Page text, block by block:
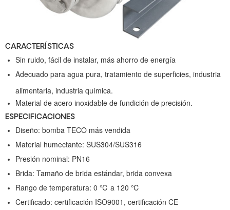
CARACTERÍSTICAS
Sin ruido, fácil de instalar, más ahorro de energía
Adecuado para agua pura, tratamiento de superficies, industria
alimentaria, industria química.
Material de acero inoxidable de fundición de precisión.
ESPECIFICACIONES
Diseño: bomba TECO más vendida
Material humectante: SUS304/SUS316
Presión nominal: PN16
Brida: Tamaño de brida estándar, brida convexa
Rango de temperatura: 0 ℃ a 120 ℃
Certificado: certificación ISO9001, certificación CE